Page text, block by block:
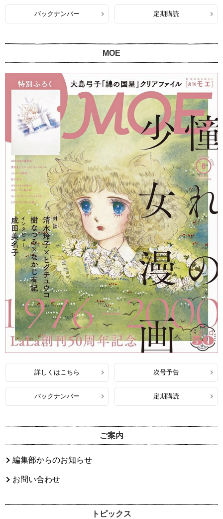
バックナンバー 定期購読
MOE
詳しくはこちら 次号予告
バックナンバー 定期購読
ご案内
編集部からのお知らせ
お問い合わせ
トピックス